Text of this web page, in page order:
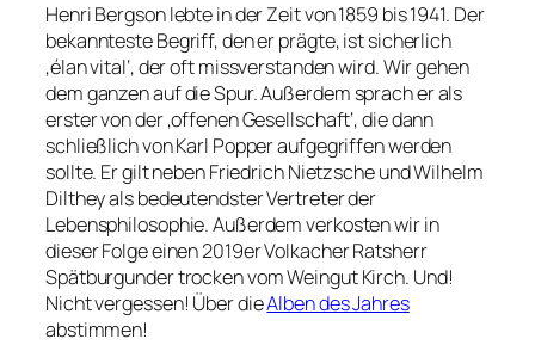
Henri Bergson lebte in der Zeit von 1859 bis 1941. Der
bekannteste Begriff, den er prägte, ist sicherlich
‚élan vital‘, der oft missverstanden wird. Wir gehen
dem ganzen auf die Spur. Außerdem sprach er als
erster von der ‚offenen Gesellschaft‘, die dann
schließlich von Karl Popper aufgegriffen werden
sollte. Er gilt neben Friedrich Nietzsche und Wilhelm
Dilthey als bedeutendster Vertreter der
Lebensphilosophie. Außerdem verkosten wir in
dieser Folge einen 2019er Volkacher Ratsherr
Spätburgunder trocken vom Weingut Kirch. Und!
Nicht vergessen! Über dieAlben des Jahres
abstimmen!